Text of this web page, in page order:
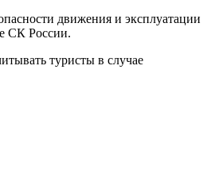
движения и эксплуатации
СК России.
туристы в случае